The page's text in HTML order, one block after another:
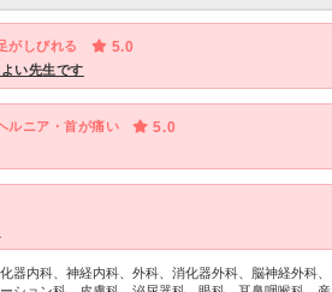
がしびれる 5.0
い先生です
ルニア・首が痛い 5.0
器内科、神経内科、外科、消化器外科、脳神経外科、